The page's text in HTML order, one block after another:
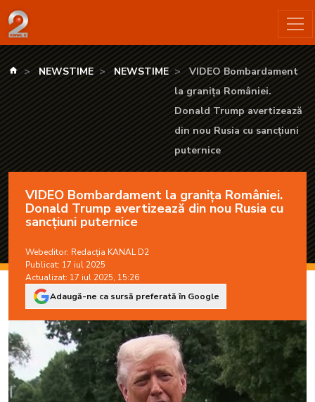
VIDEO Bombardament la granița României. Donald Trump
kanald.ro
NEWSTIME NEWSTIME
VIDEO Bombardament
la granița României.
Donald Trump avertizează
din nou Rusia cu sancțiuni
puternice
VIDEO Bombardament la granița României.
Donald Trump avertizează din nou Rusia cu
sancțiuni puternice
Webeditor: Redacția KANAL D2
Publicat: 17 iul 2025
Actualizat: 17 iul 2025, 15:26
Adaugă-ne ca sursă preferată în Google